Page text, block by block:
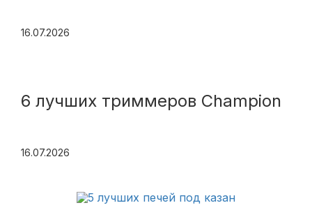
16.07.2026
6 лучших триммеров Champion
16.07.2026